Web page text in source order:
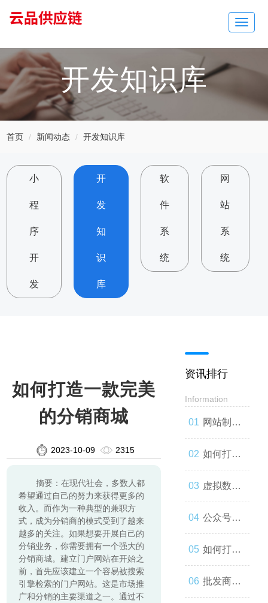
Toggle
开发知识库
首页 新闻动态 开发知识库
小
程
序
开
发
开
发
知
识
库
软
件
系
统
网
站
系
统
如何打造一款完美
的分销商城
2023-10-09 2315
摘要：在现代社会，多数人都
希望通过自己的努力来获得更多的
收入。而作为一种典型的兼职方
式，成为分销商的模式受到了越来
越多的关注。如果想要开展自己的
分销业务，你需要拥有一个强大的
分销商城。建立门户网站在开始之
前，首先应该建立一个容易被搜索
引擎检索的门户网站。这是市场推
广和分销的主要渠道之一。通过不
资讯排行
Information
网站制
作：让你
的品牌与
世界联系
起来
如何打造
一款高效
的网站
虚拟数字
人：技术
与人类事
务的交错
公众号开
发：如何
让你的公
如何打造
一个优秀
批发商